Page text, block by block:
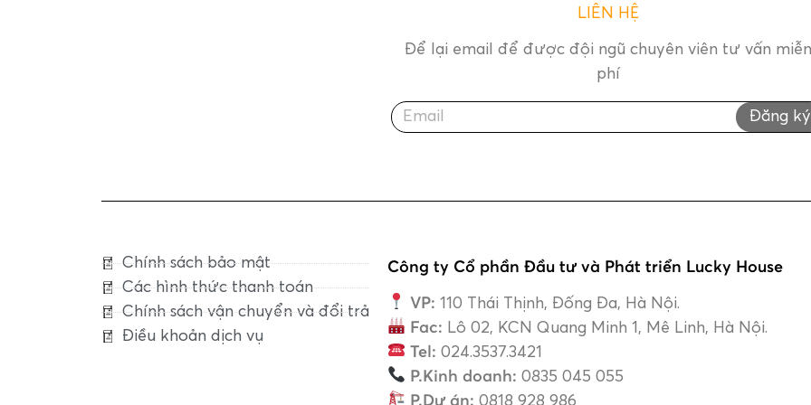
LIÊN HỆ
Để lại email để được đội ngũ chuyên viên tư vấn miễn
phí
Đăng ký
Chính sách bảo mật
Các hình thức thanh toán
Chính sách vận chuyển và đổi trả
Điều khoản dịch vụ
Công ty Cổ phần Đầu tư và Phát triển Lucky House
VP: 110 Thái Thịnh, Đống Đa, Hà Nội.
Fac: Lô 02, KCN Quang Minh 1, Mê Linh, Hà Nội.
Tel: 024.3537.3421
P.Kinh doanh: 0835 045 055
P.Dự án: 0818 928 986